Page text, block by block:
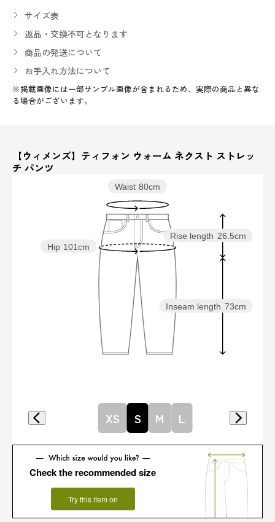
サイズ表
返品・交換不可となります
商品の発送について
お手入れ方法について
※掲載画像には一部サンプル画像が含まれるため、実際の商品と異な
る場合がございます。
【ウィメンズ】ティフォン ウォーム ネクスト ストレッ
チ パンツ
Inseam length 73cm
Rise length 26.5cm
Hip 101cm
Waist 80cm
XS S M L
Check the recommended size
Try this item on